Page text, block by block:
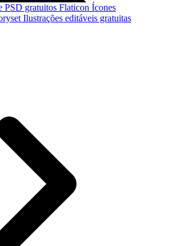
PSD gratuitos Flaticon Ícones
Ilustrações editáveis gratuitas